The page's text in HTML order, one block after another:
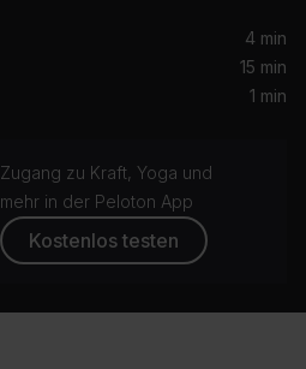
4 min
15 min
1 min
Zugang zu Kraft, Yoga und
mehr in der Peloton App
Kostenlos testen